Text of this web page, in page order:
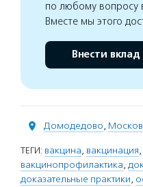
по любому вопросу
Вместе мы этого
Внести вклад
Домодедово,
ТЕГИ: вакцина, вакцинация,
вакцинопрофилактика,
доказательные практики,